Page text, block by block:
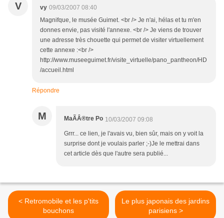
V vy 09/03/2007 08:40
Magnifque, le musée Guimet. <br /> Je n'ai, hélas et tu m'en
donnes envie, pas visité l'annexe. <br /> Je viens de trouver
une adresse très chouette qui permet de visiter virtuellement
cette annexe :<br />
http://www.museeguimet.fr/visite_virtuelle/pano_pantheon/HD
/accueil.html
Répondre
M MaÃÂ®tre Po 10/03/2007 09:08
Grrr... ce lien, je l'avais vu, bien sûr, mais on y voit la
surprise dont je voulais parler ;-)Je le mettrai dans
cet article dès que l'autre sera publié...
< Retromobile et les p'tits
bouchons
Le plus japonais des jardins
parisiens >